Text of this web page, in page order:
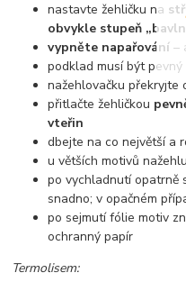
nastavte žehličku na
obvykle stupeň
vypněte napařování –
podklad musí být
nažehlovačku překryjte
přitlačte žehličkou
vteřin
dbejte na co největší a
u větších motivů
po vychladnutí opatrně
snadno; v opačném
po sejmutí fólie motiv
ochranný papír
Termolisem: